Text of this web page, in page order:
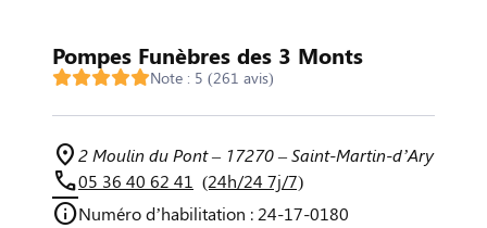
Pompes Funèbres des 3 Monts
Note : 5 (261 avis)
2 Moulin du Pont – 17270 – Saint-Martin-d’Ary
05 36 40 62 41 (24h/24 7j/7)
Numéro d’habilitation : 24-17-0180